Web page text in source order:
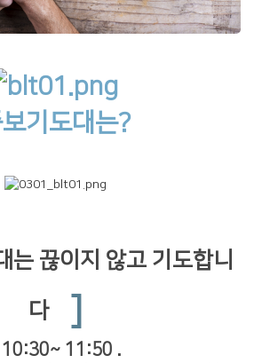
기도대는?
끊이지 않고 기도합니
다
10:30~ 11:50 .